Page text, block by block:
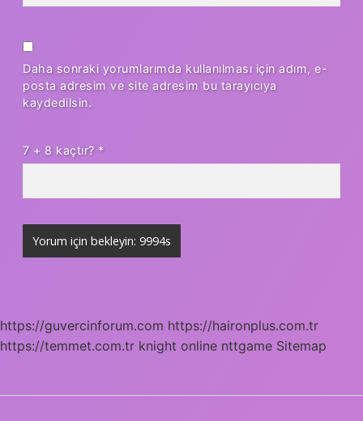
Daha sonraki yorumlarımda kullanılması için adım, e-
posta adresim ve site adresim bu tarayıcıya
kaydedilsin.
7 + 8 kaçtır? *
https://guvercinforum.com https://haironplus.com.tr
https://temmet.com.tr knight online nttgame Sitemap